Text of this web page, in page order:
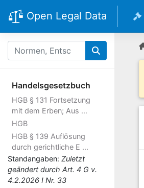
Open Legal Data
Handelsgesetzbuch
HGB § 131 Fortsetzung
mit dem Erben; Aus ...
HGB
HGB § 139 Auflösung
durch gerichtliche E ...
Standangaben: Zuletzt
geändert durch Art. 4 G v.
4.2.2026 I Nr. 33